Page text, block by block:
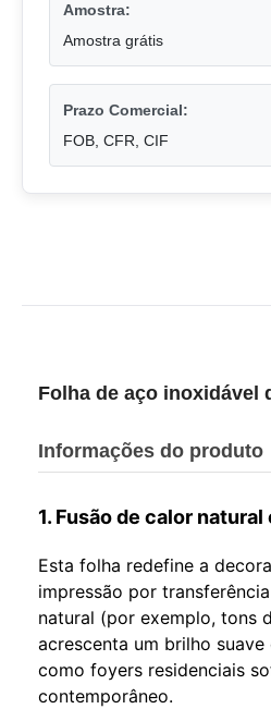
Amostra:
Amostra grátis
Prazo Comercial:
FOB, CFR, CIF
Folha de aço inoxidável
Informações do produto
1. Fusão de calor
Esta folha redefine a
impressão por
natural (por exemplo, tons
acrescenta um brilho
como foyers residenciais
contemporâneo.